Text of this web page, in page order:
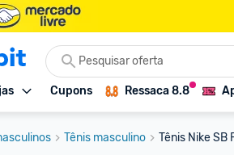
Cupons Ressaca 8.8
Tênis masculino Tênis Nike SB